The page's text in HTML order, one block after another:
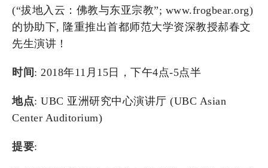
(“拔地入云：佛教与东亚宗教”; www.frogbear.org)
的协助下, 隆重推出首都师范大学资深教授郝春文
先生演讲！
时间 : 2018年11月15日，下午4点-5点半
地点: UBC 亚洲研究中心演讲厅 (UBC Asian
Center Auditorium)
提要: